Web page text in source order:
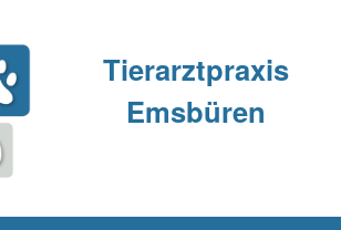
Tierarztpraxis
Emsbüren